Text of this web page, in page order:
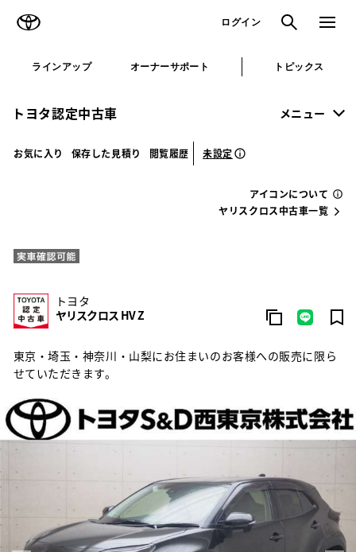
ログイン 検索 メニュ
ラインアップ オーナーサポート トピックス
トヨタ認定中古車 メニュー
お気に入り 保存した見積り 閲覧履歴 未設定
アイコンについて
ヤリスクロス中古車一覧
トヨタ
ヤリスクロス HV Z
東京・埼玉・神奈川・山梨にお住まいのお客様への販売に限ら
せていただきます。